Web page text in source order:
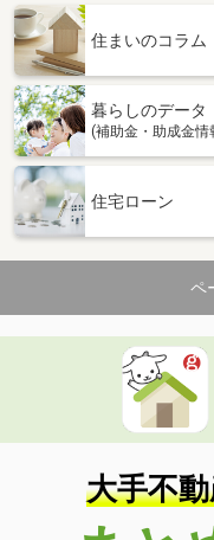
住まいのコラム
暮らしのデータ
(補助金・助成金情
住宅ローン
ペ
大手不